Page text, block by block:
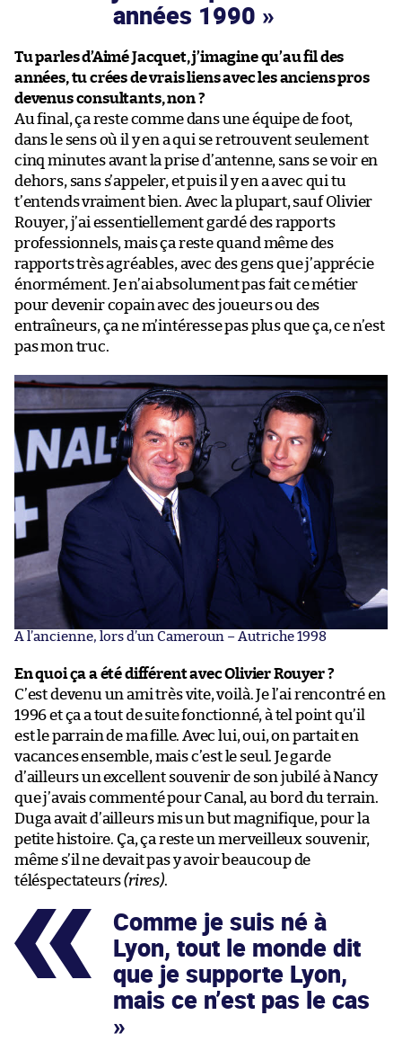
années 1990
Tu parles d’Aimé Jacquet, j’imagine qu’au fil des
années, tu crées de vrais liens avec les anciens pros
devenus consultants, non ?
Au final, ça reste comme dans une équipe de foot,
dans le sens où il y en a qui se retrouvent seulement
cinq minutes avant la prise d’antenne, sans se voir en
dehors, sans s’appeler, et puis il y en a avec qui tu
t’entends vraiment bien. Avec la plupart, sauf Olivier
Rouyer, j’ai essentiellement gardé des rapports
professionnels, mais ça reste quand même des
rapports très agréables, avec des gens que j’apprécie
énormément. Je n’ai absolument pas fait ce métier
pour devenir copain avec des joueurs ou des
entraîneurs, ça ne m’intéresse pas plus que ça, ce n’est
pas mon truc.
A l’ancienne, lors d’un Cameroun – Autriche 1998
En quoi ça a été différent avec Olivier Rouyer ?
C’est devenu un ami très vite, voilà. Je l’ai rencontré en
1996 et ça a tout de suite fonctionné, à tel point qu’il
est le parrain de ma fille. Avec lui, oui, on partait en
vacances ensemble, mais c’est le seul. Je garde
d’ailleurs un excellent souvenir de son jubilé à Nancy
que j’avais commenté pour Canal, au bord du terrain.
Duga avait d’ailleurs mis un but magnifique, pour la
petite histoire. Ça, ça reste un merveilleux souvenir,
même s’il ne devait pas y avoir beaucoup de
téléspectateurs(rires).
Comme je suis né à
Lyon, tout le monde dit
que je supporte Lyon,
mais ce n’est pas le cas